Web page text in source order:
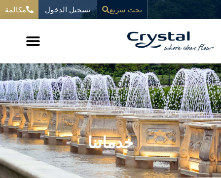
المحتوى
تخطي
بحث سريع تسجيل الدخول مكالمة
خدماتنا